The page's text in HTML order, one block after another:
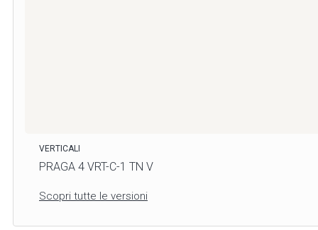
VERTICALI
PRAGA 4 VRT-C-1 TN V
Scopri tutte le versioni